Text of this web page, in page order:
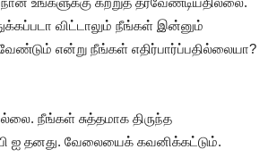
விட்டாலும் நீங்கள் இன்னும்
என்று நீங்கள் எதிர்பார்ப்பதில்லையா?
நீங்கள் சுத்தமாக திருந்த
ஐ தனது. வேலையைக் கவனிக்கட்டும்.